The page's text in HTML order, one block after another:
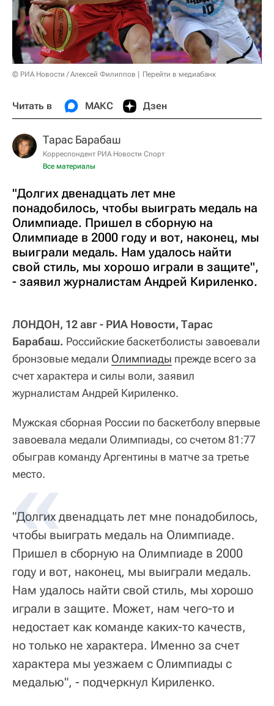
© РИА Новости / Алексей Филиппов Перейти в медиабанк
Читать в МАКС Дзен
Тарас Барабаш
Корреспондент РИА Новости Спорт
Все материалы
"Долгих двенадцать лет мне
понадобилось, чтобы выиграть медаль на
Олимпиаде. Пришел в сборную на
Олимпиаде в 2000 году и вот, наконец, мы
выиграли медаль. Нам удалось найти
свой стиль, мы хорошо играли в защите",
- заявил журналистам Андрей Кириленко.
ЛОНДОН, 12 авг - РИА Новости, Тарас
Барабаш. Российские баскетболисты завоевали
бронзовые медали Олимпиады прежде всего за
счет характера и силы воли, заявил
журналистам Андрей Кириленко.
Мужская сборная России по баскетболу впервые
завоевала медали Олимпиады, со счетом 81:77
обыграв команду Аргентины в матче за третье
место.
"Долгих двенадцать лет мне понадобилось,
чтобы выиграть медаль на Олимпиаде.
Пришел в сборную на Олимпиаде в 2000
году и вот, наконец, мы выиграли медаль.
Нам удалось найти свой стиль, мы хорошо
играли в защите. Может, нам чего-то и
недостает как команде каких-то качеств,
но только не характера. Именно за счет
характера мы уезжаем с Олимпиады с
медалью", - подчеркнул Кириленко.